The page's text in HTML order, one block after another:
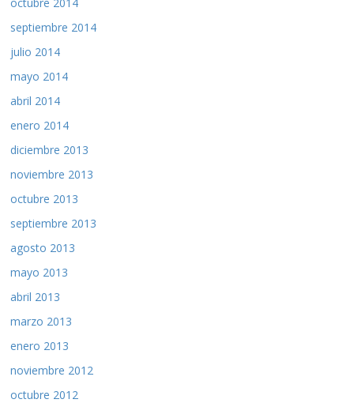
septiembre 2014
julio 2014
mayo 2014
abril 2014
enero 2014
diciembre 2013
noviembre 2013
octubre 2013
septiembre 2013
agosto 2013
mayo 2013
abril 2013
marzo 2013
enero 2013
noviembre 2012
octubre 2012